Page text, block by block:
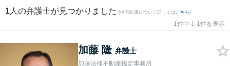
1 人の弁護士が見つかりました (検索結果について詳しくは こちら)
1件中 1-1件を表示
加藤 隆 弁護士
加藤法律不動産鑑定事務所